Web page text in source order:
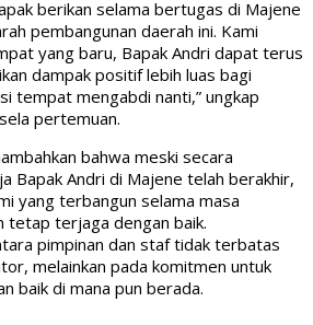
berikan selama bertugas di Majene
pembangunan daerah ini. Kami
yang baru, Bapak Andri dapat terus
dampak positif lebih luas bagi
tempat mengabdi nanti,” ungkap
pertemuan.
bahwa meski secara
Bapak Andri di Majene telah berakhir,
yang terbangun selama masa
tetap terjaga dengan baik.
pimpinan dan staf tidak terbatas
melainkan pada komitmen untuk
baik di mana pun berada.